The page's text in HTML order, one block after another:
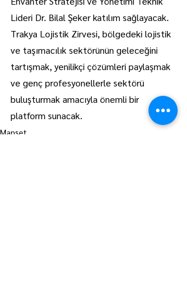
Lideri Dr. Bilal Şeker katılım sağlayacak.
Trakya Lojistik Zirvesi, bölgedeki lojistik
ve taşımacılık sektörünün geleceğini
tartışmak, yenilikçi çözümleri paylaşmak
ve genç profesyonellerle sektörü
buluşturmak amacıyla önemli bir
platform sunacak.
Manşet